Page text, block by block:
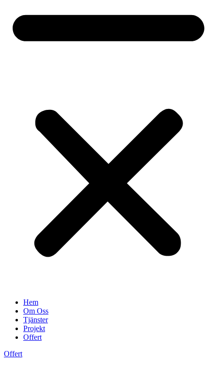
Hem
Om Oss
Tjänster
Projekt
Offert
Offert